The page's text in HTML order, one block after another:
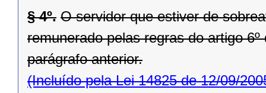
§ 4º. O servidor que estiver de
remunerado pelas regras do artigo
parágrafo anterior.
(Incluído pela Lei 14825 de 12/09/